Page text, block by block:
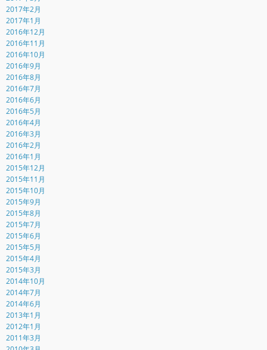
2017年2月
2017年1月
2016年12月
2016年11月
2016年10月
2016年9月
2016年8月
2016年7月
2016年6月
2016年5月
2016年4月
2016年3月
2016年2月
2016年1月
2015年12月
2015年11月
2015年10月
2015年9月
2015年8月
2015年7月
2015年6月
2015年5月
2015年4月
2015年3月
2014年10月
2014年7月
2014年6月
2013年1月
2012年1月
2011年3月